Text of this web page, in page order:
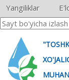
Yangiliklar